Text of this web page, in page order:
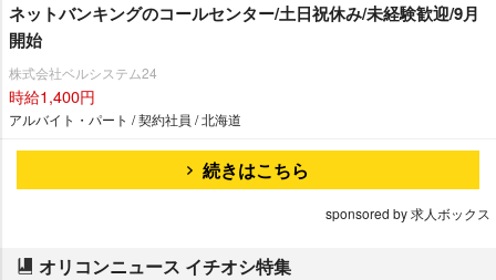
ネットバンキングのコールセンター/土日祝休み/未経験歓迎/9月
開始
株式会社ベルシステム24
時給1,400円
アルバイト・パート / 契約社員 / 北海道
続きはこちら
sponsored by 求人ボックス
オリコンニュース イチオシ特集